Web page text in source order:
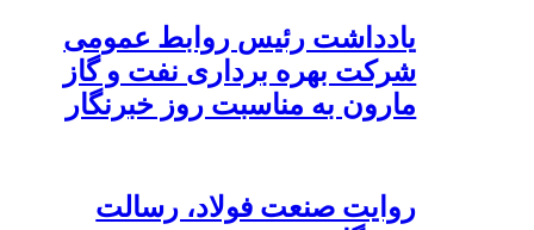
یادداشت رئیس روابط عمومی
شرکت بهره برداری نفت و گاز
مارون به مناسبت روز خبرنگار
روایت صنعت فولاد،‌ رسالت